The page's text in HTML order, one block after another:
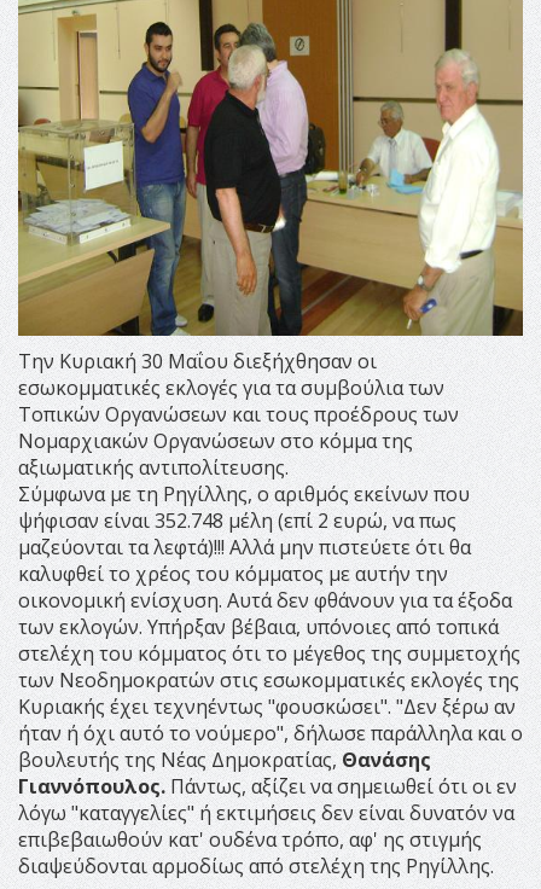
Την Κυριακή 30 Μαΐου διεξήχθησαν οι
εσωκομματικές εκλογές για τα συμβούλια των
Τοπικών Οργανώσεων και τους προέδρους των
Νομαρχιακών Οργανώσεων στο κόμμα της
αξιωματικής αντιπολίτευσης.
Σύμφωνα με τη Ρηγίλλης, ο αριθμός εκείνων που
ψήφισαν είναι 352.748 μέλη (επί 2 ευρώ, να πως
μαζεύονται τα λεφτά)!!! Αλλά μην πιστεύετε ότι θα
καλυφθεί το χρέος του κόμματος με αυτήν την
οικονομική ενίσχυση. Αυτά δεν φθάνουν για τα έξοδα
των εκλογών. Υπήρξαν βέβαια, υπόνοιες από τοπικά
στελέχη του κόμματος ότι το μέγεθος της συμμετοχής
των Νεοδημοκρατών στις εσωκομματικές εκλογές της
Κυριακής έχει τεχνηέντως "φουσκώσει". "Δεν ξέρω αν
ήταν ή όχι αυτό το νούμερο", δήλωσε παράλληλα και ο
βουλευτής της Νέας Δημοκρατίας,Θανάσης
Γιαννόπουλος.Πάντως, αξίζει να σημειωθεί ότι οι εν
λόγω "καταγγελίες" ή εκτιμήσεις δεν είναι δυνατόν να
επιβεβαιωθούν κατ' ουδένα τρόπο, αφ' ης στιγμής
διαψεύδονται αρμοδίως από στελέχη της Ρηγίλλης.